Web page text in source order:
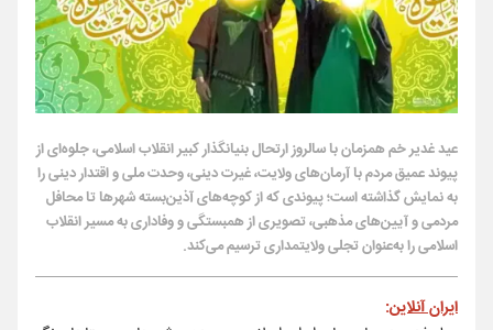
عید غدیر خم همزمان با سالروز ارتحال بنیانگذار کبیر انقلاب اسلامی، جلوه‌ای از
پیوند عمیق مردم با آرمان‌های ولایت، غیرت دینی، وحدت ملی و اقتدار دینی را
به نمایش گذاشته است؛ پیوندی که از کوچه‌های آذین‌بسته شهرها تا محافل
مردمی و آیین‌های مذهبی، تصویری از همبستگی و وفاداری به مسیر انقلاب
اسلامی را به‌عنوان تجلی ولایتمداری ترسیم می‌کند.
ایران آنلاین: